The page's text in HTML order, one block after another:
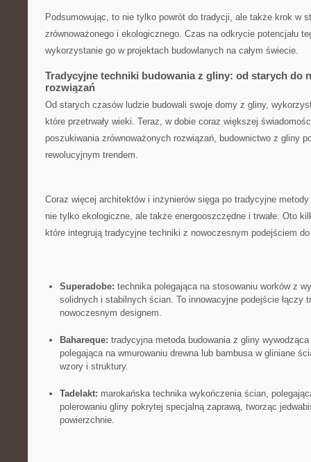
Podsumowując, to nie tylko powrót do‌ tradycji, ale także krok ​w
zrównoważonego i ekologicznego. Czas ‍na odkrycie ⁢potencjału⁣
wykorzystanie go ​w projektach budowlanych na całym‍ świecie.
Tradycyjne techniki budowania z gliny: ⁢od ⁢starych ⁤do
rozwiązań
Od starych czasów ludzie ⁢budowali swoje domy z gliny,
które przetrwały wieki. Teraz, ​w dobie coraz większej
⁢poszukiwania zrównoważonych rozwiązań, budownictwo z gliny
rewolucyjnym​ trendem.
Coraz więcej architektów⁤ i inżynierów sięga po tradycyjne
nie tylko ekologiczne,⁤ ale także energooszczędne‌ i ​trwałe. ‍Oto‍
które ⁢integrują tradycyjne ​techniki ⁣z ⁤nowoczesnym podejściem
Superadobe: technika polegająca na stosowaniu​ worków z⁣
solidnych i stabilnych ścian.⁢ To innowacyjne ⁤podejście łączy‍
nowoczesnym​ designem.
Bahareque: tradycyjna metoda⁤ budowania ‍z‍ gliny
polegająca ‌na wmurowaniu drewna lub ⁢bambusa w ⁤gliniane
wzory i struktury.
Tadelakt: marokańska technika⁣ wykończenia ścian,
polerowaniu gliny pokrytej specjalną zaprawą, tworząc
powierzchnie.